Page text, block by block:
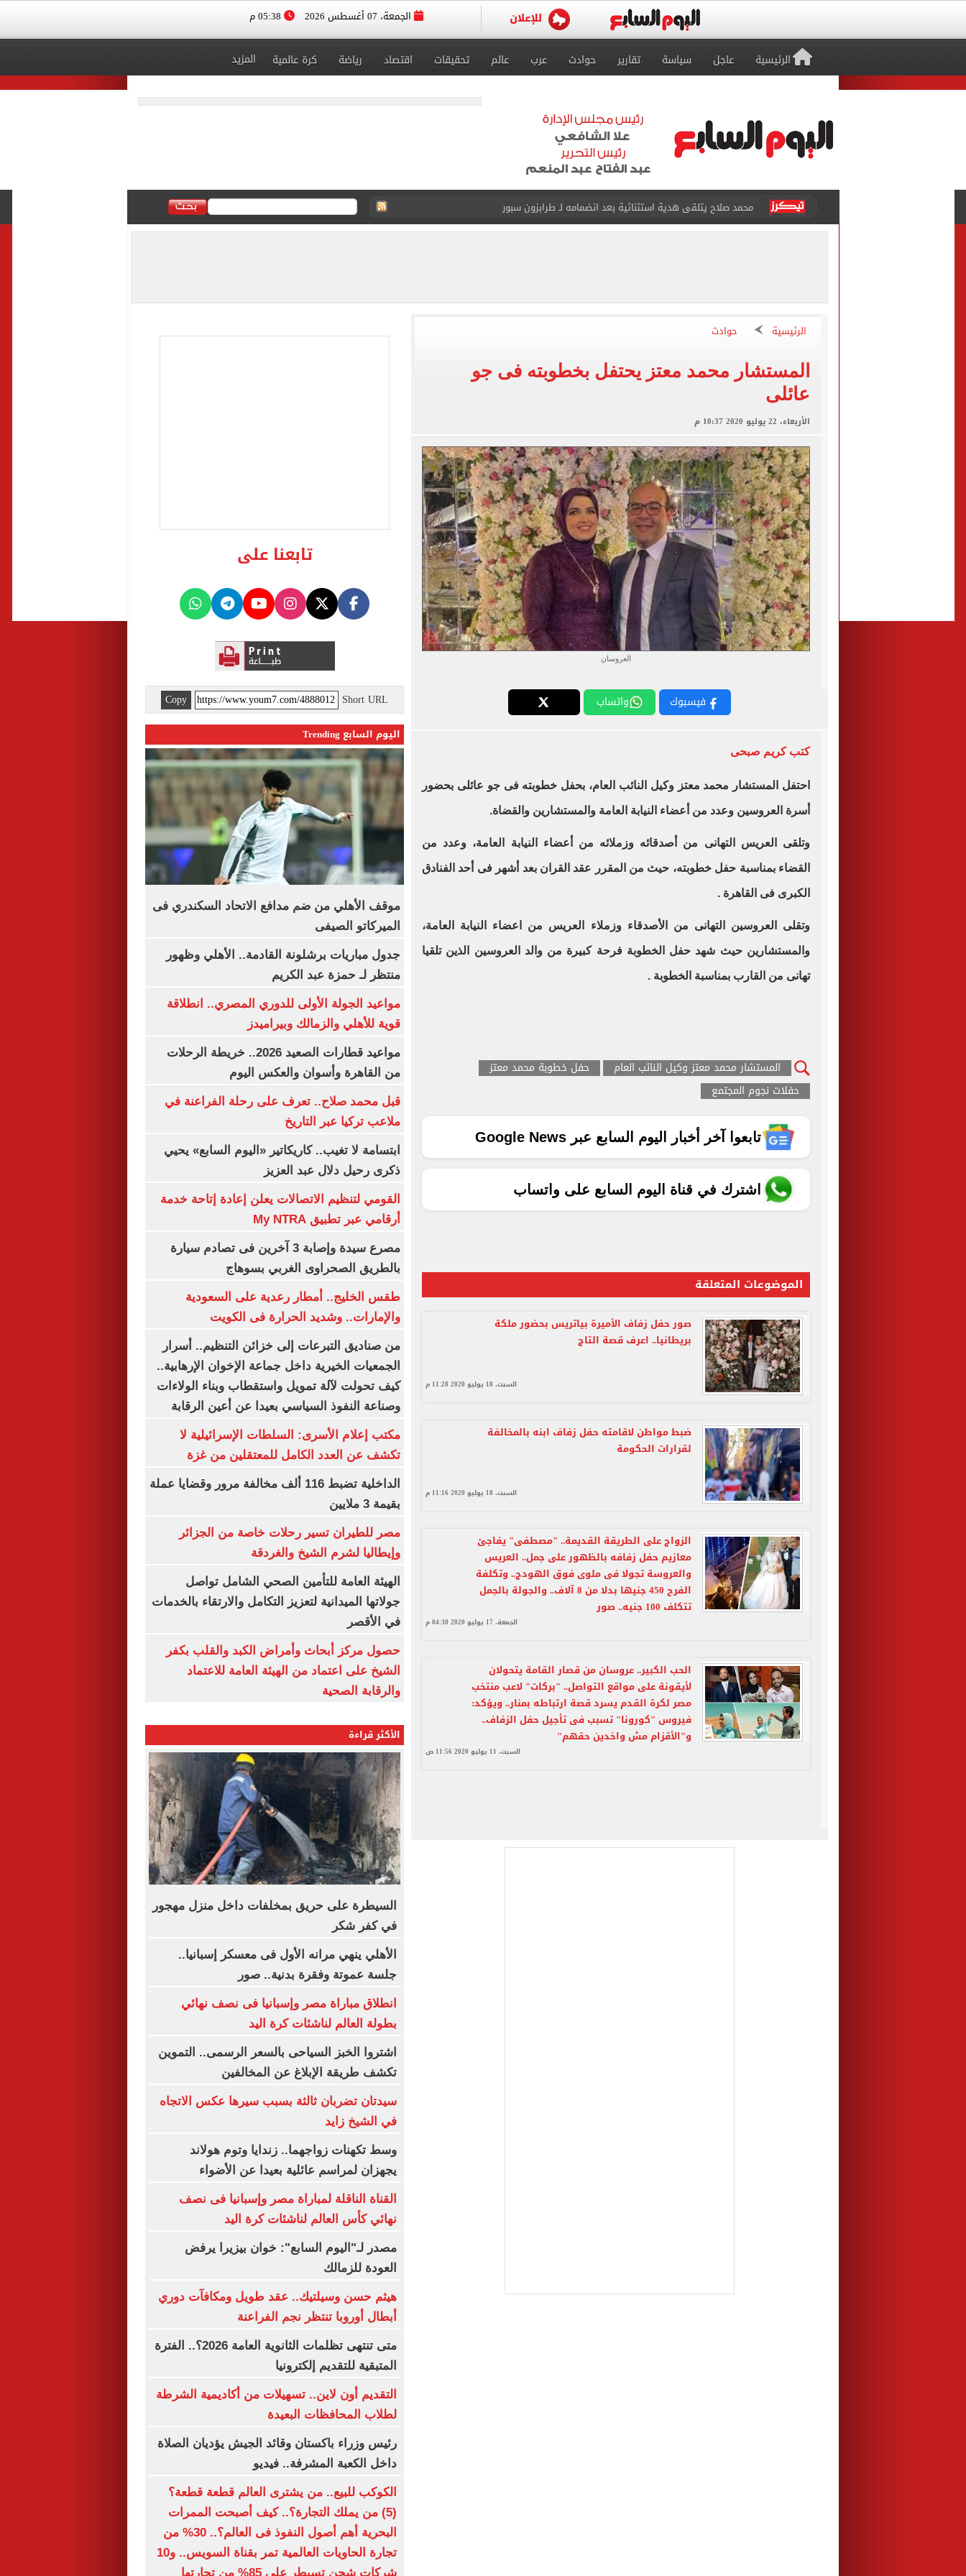
الجمعة، 07 أغسطس 2026
الرئيسية عاجل سياسة تقارير حوادث عرب عالم تحقيقات اقتصاد رياضة كرة عالمية المزيد
محمد صلاح يتلقى هدية استثنائية بعد انضمامه لـ طرابزون سبور
سيلتيك الاسكتلندى يضع اللمسات الأخيرة لضم هيثم حسن
تقارير: بيراميدز يعرض 5 ملايين دولار راتباً لحسم صفقة يوسف النصيري
انطلاق مباراة مصر وإسبانيا فى نصف نهائي بطولة العالم لناشئات كرة اليد
الرئيسية حوادث
المستشار محمد معتز يحتفل بخطوبته فى جو
عائلى
الأربعاء، 22 يوليو 2020 10:37 م
العروسان
فيسبوك واتساب
كتب كريم صبحى
احتفل المستشار محمد معتز وكيل النائب العام، بحفل خطوبته فى جو عائلى بحضور
أسرة العروسين وعدد من أعضاء النيابة العامة والمستشارين والقضاة.
وتلقى العريس التهانى من أصدقائه وزملائه من أعضاء النيابة العامة، وعدد من
القضاء بمناسبة حفل خطوبته، حيث من المقرر عقد القران بعد أشهر فى أحد الفنادق
الكبرى فى القاهرة .
وتقلى العروسين التهانى من الأصدقاء وزملاء العريس من اعضاء النيابة العامة،
والمستشارين حيث شهد حفل الخطوبة فرحة كبيرة من والد العروسين الذين تلقيا
تهانى من القارب بمناسبة الخطوبة .
المستشار محمد معتز وكيل النائب العام
حفل خطوبة محمد معتز
حفلات نجوم المجتمع
تابعوا آخر أخبار اليوم السابع عبر Google News
اشترك في قناة اليوم السابع على واتساب
الموضوعات المتعلقة
صور حفل زفاف الأميرة بياتريس بحضور ملكة
بريطانيا.. اعرف قصة التاج
السبت، 18 يوليو 2020 11:28 م
ضبط مواطن لاقامته حفل زفاف ابنه بالمخالفة
لقرارات الحكومة
السبت، 18 يوليو 2020 11:16 م
الزواج على الطريقة القديمة.. "مصطفى" يفاجئ
معازيم حفل زفافه بالظهور على جمل.. العريس
والعروسة تجولا فى ملوى فوق الهودج.. وتكلفة
الفرح 450 جنيها بدلا من 8 آلاف.. والجولة بالجمل
تتكلف 100 جنيه.. صور
الجمعة، 17 يوليو 2020 04:30 م
الحب الكبير.. عروسان من قصار القامة يتحولان
لأيقونة على مواقع التواصل.. "بركات" لاعب منتخب
مصر لكرة القدم يسرد قصة ارتباطه بمنار.. ويؤكد:
فيروس "كورونا" تسبب فى تأجيل حفل الزفاف..
و"الأقزام مش واخدين حقهم"
السبت، 11 يوليو 2020 11:56 ص
تابعنا على
Short URL
Copy
اليوم السابع Trending
موقف الأهلي من ضم مدافع الاتحاد السكندري فى
الميركاتو الصيفى
جدول مباريات برشلونة القادمة.. الأهلي وظهور
منتظر لـ حمزة عبد الكريم
مواعيد الجولة الأولى للدوري المصري.. انطلاقة
قوية للأهلي والزمالك وبيراميدز
مواعيد قطارات الصعيد 2026.. خريطة الرحلات
من القاهرة وأسوان والعكس اليوم
قبل محمد صلاح.. تعرف على رحلة الفراعنة في
ملاعب تركيا عبر التاريخ
ابتسامة لا تغيب.. كاريكاتير «اليوم السابع» يحيي
ذكرى رحيل دلال عبد العزيز
القومي لتنظيم الاتصالات يعلن إعادة إتاحة خدمة
أرقامي عبر تطبيق My NTRA
مصرع سيدة وإصابة 3 آخرين فى تصادم سيارة
بالطريق الصحراوى الغربي بسوهاج
طقس الخليج.. أمطار رعدية على السعودية
والإمارات.. وشديد الحرارة فى الكويت
من صناديق التبرعات إلى خزائن التنظيم.. أسرار
الجمعيات الخيرية داخل جماعة الإخوان الإرهابية..
كيف تحولت لآلة تمويل واستقطاب وبناء الولاءات
وصناعة النفوذ السياسي بعيدا عن أعين الرقابة
مكتب إعلام الأسرى: السلطات الإسرائيلية لا
تكشف عن العدد الكامل للمعتقلين من غزة
الداخلية تضبط 116 ألف مخالفة مرور وقضايا عملة
بقيمة 3 ملايين
مصر للطيران تسير رحلات خاصة من الجزائر
وإيطاليا لشرم الشيخ والغردقة
الهيئة العامة للتأمين الصحي الشامل تواصل
جولاتها الميدانية لتعزيز التكامل والارتقاء بالخدمات
في الأقصر
حصول مركز أبحاث وأمراض الكبد والقلب بكفر
الشيخ على اعتماد من الهيئة العامة للاعتماد
والرقابة الصحية
الأكثر قراءة
السيطرة على حريق بمخلفات داخل منزل مهجور
في كفر شكر
الأهلي ينهي مرانه الأول فى معسكر إسبانيا..
جلسة عموتة وفقرة بدنية.. صور
انطلاق مباراة مصر وإسبانيا فى نصف نهائي
بطولة العالم لناشئات كرة اليد
اشتروا الخبز السياحى بالسعر الرسمى.. التموين
تكشف طريقة الإبلاغ عن المخالفين
سيدتان تضربان ثالثة بسبب سيرها عكس الاتجاه
في الشيخ زايد
وسط تكهنات زواجهما.. زندايا وتوم هولاند
يجهزان لمراسم عائلية بعيدا عن الأضواء
القناة الناقلة لمباراة مصر وإسبانيا فى نصف
نهائي كأس العالم لناشئات كرة اليد
مصدر لـ"اليوم السابع": خوان بيزيرا يرفض
العودة للزمالك
هيثم حسن وسيلتيك.. عقد طويل ومكافآت دوري
أبطال أوروبا تنتظر نجم الفراعنة
متى تنتهى تظلمات الثانوية العامة 2026؟.. الفترة
المتبقية للتقديم إلكترونيا
التقديم أون لاين.. تسهيلات من أكاديمية الشرطة
لطلاب المحافظات البعيدة
رئيس وزراء باكستان وقائد الجيش يؤديان الصلاة
داخل الكعبة المشرفة.. فيديو
الكوكب للبيع.. من يشترى العالم قطعة قطعة؟
(5) من يملك التجارة؟.. كيف أصبحت الممرات
البحرية أهم أصول النفوذ فى العالم؟.. 30% من
تجارة الحاويات العالمية تمر بقناة السويس.. و10
شركات شحن تسيطر على 85% من تجارتها